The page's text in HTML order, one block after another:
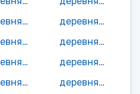
деревня Ивашутино
деревня Ильино
деревня Кикино
деревня Кобелево
деревня Кордюково
деревня Красино
деревня Курчино
деревня Курьяново